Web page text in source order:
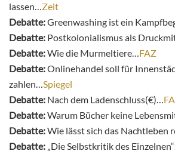
lassen…Zeit
Debatte:Greenwashing ist ein
Debatte: Postkolonialismus als
Debatte:Wie die Murmeltiere…FAZ
Debatte:Onlinehandel soll für
zahlen…Spiegel
Debatte: Nach dem Ladenschluss(€)…
Debatte:Warum Bücher keine
Debatte:Wie lässt sich das Nachtleben
Debatte: „Die Selbstkritik des